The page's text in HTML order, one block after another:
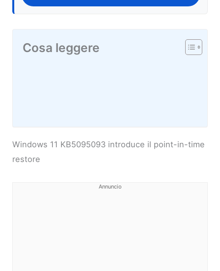
Cosa leggere
Windows 11 KB5095093 introduce il point-in-time
restore
Annuncio